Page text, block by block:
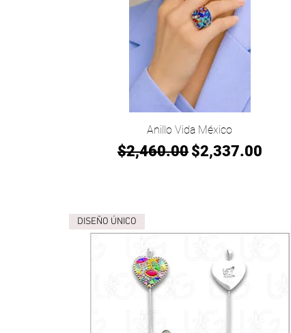
Vista rápida
Anillo Vida México
Precio
$2,460.00 Precio de oferta
$2,337.00
DISEÑO ÚNICO